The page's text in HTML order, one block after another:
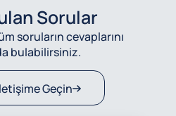
Sorular
soruların cevaplarını
bulabilirsiniz.
Geçin